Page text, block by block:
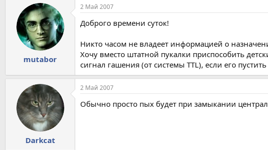
т
а
н
а
ч
а
л
mutabor
2 Май 2007
Доброго времени суток!
Никто часом не владеет информацией о
Хочу вместо штатной пукалки приспособить
сигнал гашения (от системы TTL), если его
Darkcat
2 Май 2007
Обычно просто пых будет при замыкании